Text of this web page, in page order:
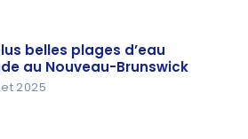
belles plages d’eau
au Nouveau-Brunswick
2025